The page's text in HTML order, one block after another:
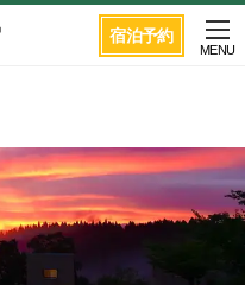
宿泊予約
MENU